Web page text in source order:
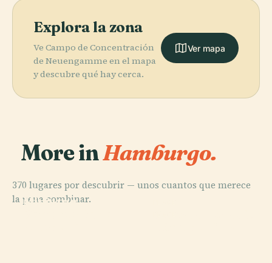
Explora la zona
Ve Campo de Concentración
de Neuengamme en el mapa
y descubre qué hay cerca.
Ver mapa
More inHamburgo.
370 lugares por descubrir — unos cuantos que merece
la pena combinar.
PLACE
Miniatur-
PLACE